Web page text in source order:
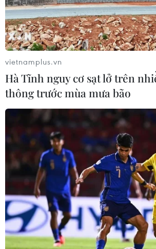
Theo dõi VietnamPlus
TIN LIÊN QUAN
vietnamplus.vn
Hà Tĩnh nguy cơ sạt lở trên
thông trước mùa mưa bão